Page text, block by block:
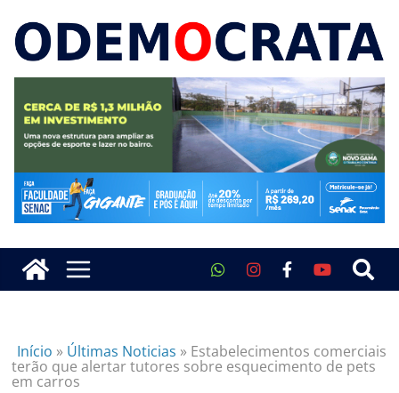
Início » Últimas Noticias » Estabelecimentos comerciais
terão que alertar tutores sobre esquecimento de pets
em carros